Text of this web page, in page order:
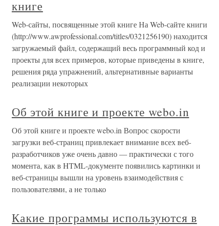
книге
Web-сайты, посвященные этой книге На Web-сайте книги
(http://www.awprofessional.com/titles/0321256190) находится
загружаемый файл, содержащий весь программный код и
проекты для всех примеров, которые приведены в книге,
решения ряда упражнений, альтернативные варианты
реализации некоторых
Об этой книге и проекте webo.in
Об этой книге и проекте webo.in Вопрос скорости
загрузки веб-страниц привлекает внимание всех веб-
разработчиков уже очень давно — практически с того
момента, как в HTML-документе появились картинки и
веб-страницы вышли на уровень взаимодействия с
пользователями, а не только
Какие программы используются в